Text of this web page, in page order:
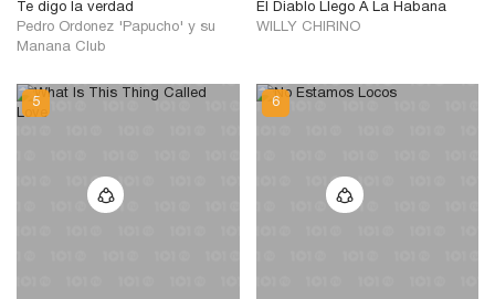
Te digo la verdad
Pedro Ordonez 'Papucho' y su
Manana Club
El Diablo Llego A La Habana
WILLY CHIRINO